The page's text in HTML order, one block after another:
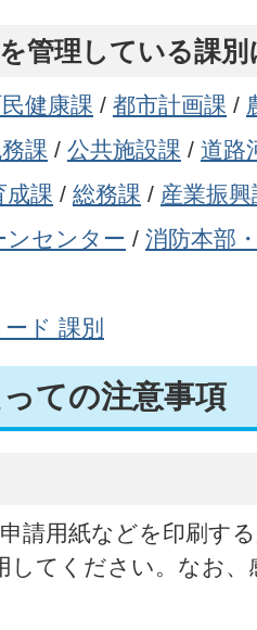
管理している課
健康課 / 都市計画課 /
課 / 公共施設課 / 道路
成課 / 総務課 / 産業振興
ンセンター / 消防本部
ド 課別
ての注意事項
請用紙などを印刷す
してください。なお